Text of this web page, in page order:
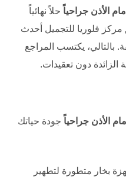
الأذن جراحياً حلاً نهائياً
مركز فلوريا للتجميل أحدث
بالتالي، يكتسب المراجع
الزائدة دون تعقيدات.
الأذن جراحياً جودة حياتك
بخار متطورة لتطهير